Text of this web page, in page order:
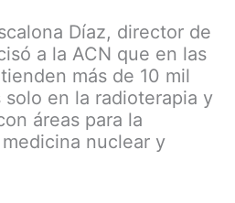
Díaz, director de
a la ACN que en las
más de 10 mil
solo en la radioterapia y
áreas para la
nuclear y